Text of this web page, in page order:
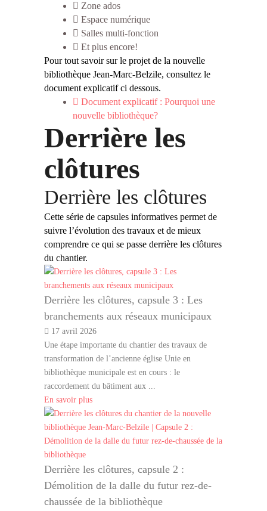
Zone ados
Espace numérique
Salles multi-fonction
Et plus encore!
Pour tout savoir sur le projet de la nouvelle
bibliothèque Jean-Marc-Belzile, consultez le
document explicatif ci dessous.
Document explicatif : Pourquoi une
nouvelle bibliothèque?
Derrière les
clôtures
Derrière les clôtures
Cette série de capsules informatives permet de
suivre l’évolution des travaux et de mieux
comprendre ce qui se passe derrière les clôtures
du chantier.
Derrière les clôtures, capsule 3 : Les
branchements aux réseaux municipaux
17 avril 2026
Une étape importante du chantier des travaux de
transformation de l’ancienne église Unie en
bibliothèque municipale est en cours : le
raccordement du bâtiment aux ...
En savoir plus
Derrière les clôtures, capsule 2 :
Démolition de la dalle du futur rez-de-
chaussée de la bibliothèque